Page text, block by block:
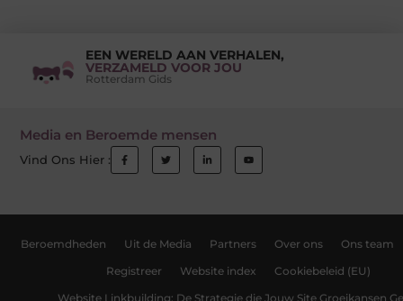
EEN WERELD AAN VERHALEN,
VERZAMELD VOOR JOU
Rotterdam Gids
Media en Beroemde mensen
Vind Ons Hier :
Beroemdheden Uit de Media Partners Over ons Ons team
Registreer Website index Cookiebeleid (EU)
Website Linkbuilding: De Strategie die Jouw Site Groeikansen